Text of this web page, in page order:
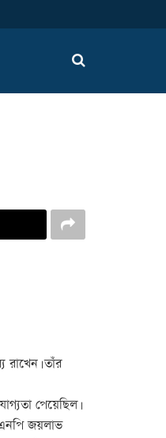
রাখেন। তাঁর
পেয়েছিল।
জয়লাভ